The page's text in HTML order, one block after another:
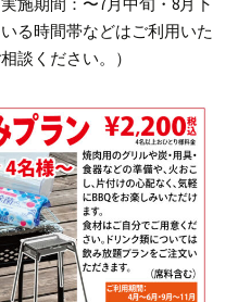
る時間帯などはご利用いた
談ください。）